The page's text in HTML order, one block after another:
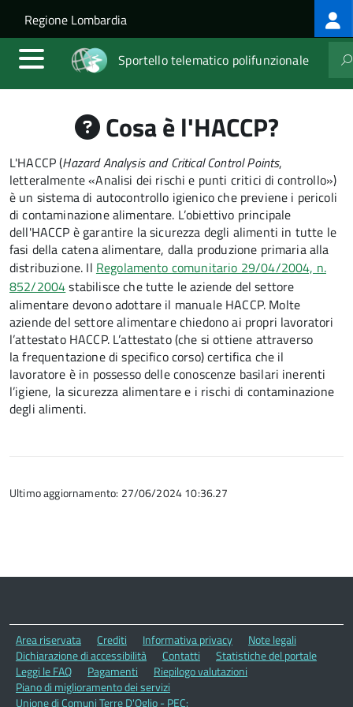
Salta al contenuto principale
Skip to site navigation
Regione Lombardia
Sportello telematico polifunzionale
Cosa è l'HACCP?
L'HACCP (Hazard Analysis and Critical Control Points,
letteralmente «Analisi dei rischi e punti critici di controllo»)
è un sistema di autocontrollo igienico che previene i pericoli
di contaminazione alimentare. L’obiettivo principale
dell'HACCP è garantire la sicurezza degli alimenti in tutte le
fasi della catena alimentare, dalla produzione primaria alla
distribuzione. Il Regolamento comunitario 29/04/2004, n.
852/2004stabilisce che tutte le aziende del settore
alimentare devono adottare il manuale HACCP. Molte
aziende del settore alimentare chiedono ai propri lavoratori
l’attestato HACCP. L’attestato (che si ottiene attraverso
la frequentazione di specifico corso) certifica che il
lavoratore è in possesso delle conoscenze basilari inerenti
l’igiene, la sicurezza alimentare e i rischi di contaminazione
degli alimenti.
Ultimo aggiornamento: 27/06/2024 10:36.27
Area riservata Crediti Informativa privacy
Note legali
Dichiarazione di accessibilità
Contatti
Statistiche del portale
Leggi le FAQ
Pagamenti
Riepilogo valutazioni
Piano di miglioramento dei servizi
Unione di Comuni Terre D'Oglio - PEC: